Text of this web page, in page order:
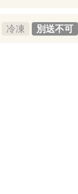
冷凍 別送不可